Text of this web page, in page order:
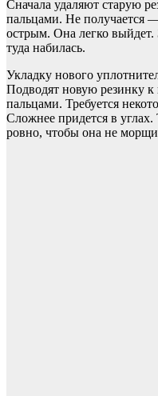
Сначала удаляют старую
пальцами. Не получается
острым. Она легко выйдет.
туда набилась.
Укладку нового
Подводят новую резинку к
пальцами. Требуется
Сложнее придется в
ровно, чтобы она не